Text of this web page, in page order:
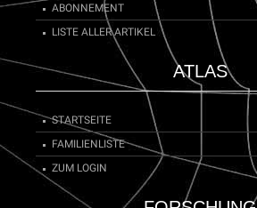
ABONNEMENT
LISTE ALLER ARTIKEL
ATLAS
STARTSEITE
FAMILIENLISTE
ZUM LOGIN